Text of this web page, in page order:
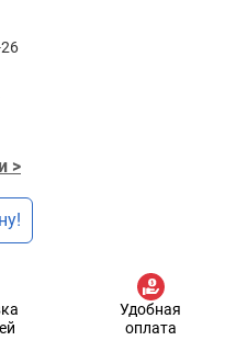
>
Удобная
оплата